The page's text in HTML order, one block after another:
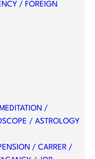
/ FOREIGN
/
/ ASTROLOGY
/ CARRER /